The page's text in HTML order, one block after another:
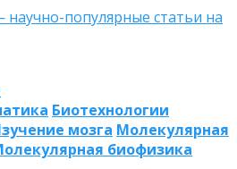
Биотехнологии
мозга Молекулярная
биофизика